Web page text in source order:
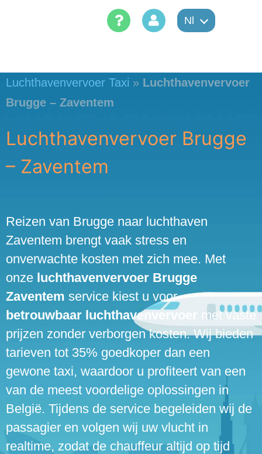
Nl
Luchthavenvervoer Taxi » Luchthavenvervoer
Brugge – Zaventem
Luchthavenvervoer Brugge
– Zaventem
Reizen van Brugge naar luchthaven
Zaventem brengt vaak stress en
onverwachte kosten met zich mee. Met
onze luchthavenvervoer Brugge
Zaventem service kiest u voor
betrouwbaar luchthavenvervoer
met vaste
prijzen zonder verborgen kosten. Wij bieden
tarieven tot 35% goedkoper dan een
gewone taxi, waardoor u profiteert van een
van de meest voordelige oplossingen in
België. Tijdens de service begeleiden wij de
passagier en volgen wij uw vlucht in
realtime, zodat de chauffeur altijd op tijd